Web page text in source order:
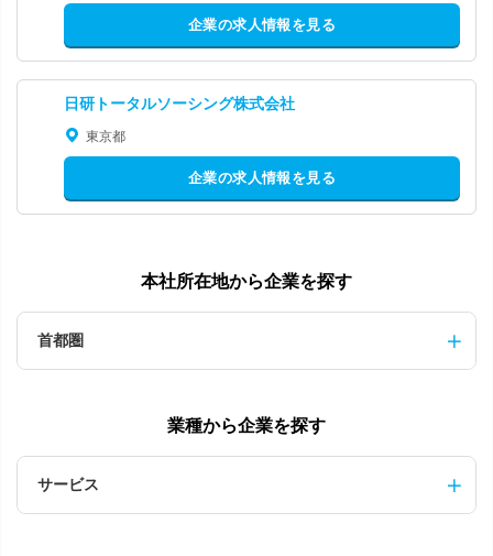
企業の求人情報を見る
日研トータルソーシング株式会社
東京都
企業の求人情報を見る
本社所在地から企業を探す
首都圏
業種から企業を探す
サービス